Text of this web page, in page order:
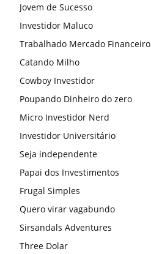
Jovem de Sucesso
Investidor Maluco
Trabalhado Mercado Financeiro
Catando Milho
Cowboy Investidor
Poupando Dinheiro do zero
Micro Investidor Nerd
Investidor Universitário
Seja independente
Papai dos Investimentos
Frugal Simples
Quero virar vagabundo
Sirsandals Adventures
Three Dolar